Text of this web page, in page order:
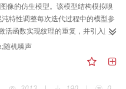
像的仿生模型。该模型结构模拟嗅
特性调整每次迭代过程中的模型参
活函数实现纹理的重复，并引入随
。实验结果表明，该模型可以生
也起到了积极的作用，可以明显地
图像的效率也高于传统的BP神经网
随机噪声